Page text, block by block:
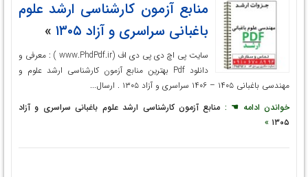
منابع آزمون کارشناسی ارشد علوم
باغبانی سراسری و آزاد ۱۳۰۵
»
سایت پی اچ دی پی دی اف (www.PhdPdf.ir ) : معرفی و
دانلود Pdf بهترین منابع آزمون کارشناسی ارشد علوم و
مهندسی باغبانی ۱۴۰۵ – ۱۴۰۶ سراسری و آزاد ۱۳۰۵ . ارسال...
خواندن ادامه ☚ : منابع آزمون کارشناسی ارشد علوم باغبانی سراسری و آزاد
۱۳۰۵ »